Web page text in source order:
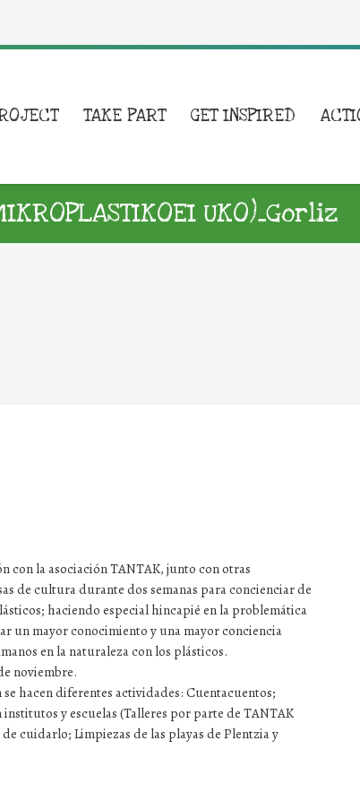
TAKE PART GET INSPIRED
UKO)_Gorliz
con la asociación TANTAK, junto con otras
de cultura durante dos semanas para concienciar de
haciendo especial hincapié en la problemática
un mayor conocimiento y una mayor conciencia
en la naturaleza con los plásticos.
noviembre.
hacen diferentes actividades: Cuentacuentos;
y escuelas (Talleres por parte de TANTAK
cuidarlo; Limpiezas de las playas de Plentzia y